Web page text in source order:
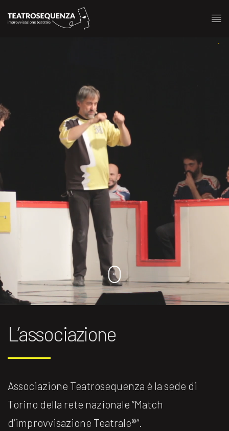
L’associazione
Associazione Teatrosequenza è la sede di
Torino della rete nazionale ”Match
d’improvvisazione Teatrale®️“.